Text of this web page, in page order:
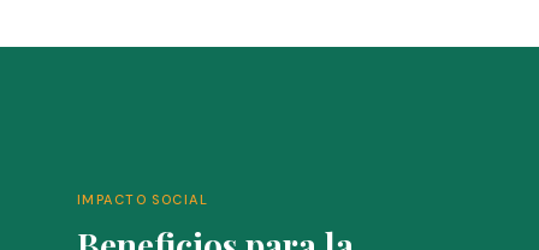
IMPACTO SOCIAL